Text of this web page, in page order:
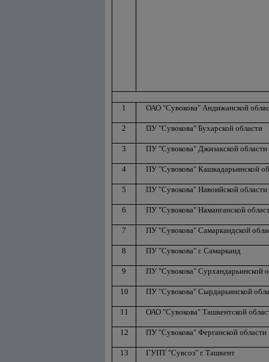
1 ОАО "Сувокова" Андижанской
2 ПУ "Сувокова" Бухарской области
3 ПУ "Сувокова" Джизакской области
4 ПУ "Сувокова" Кашкадарьинской
5 ПУ "Сувокова" Навоийской области
6 ПУ "Сувокова" Наманганской
7 ПУ "Сувокова" Самаркандской
8 ПУ "Сувокова" г. Самарканд
9 ПУ "Сувокова" Сурхандарьинской
10 ПУ "Сувокова" Сырдарьинской
11 ОАО "Сувокова" Ташкентской
12 ПУ "Сувокова" Ферганской области
13 ГУПТ "Сувсоз" г. Ташкент